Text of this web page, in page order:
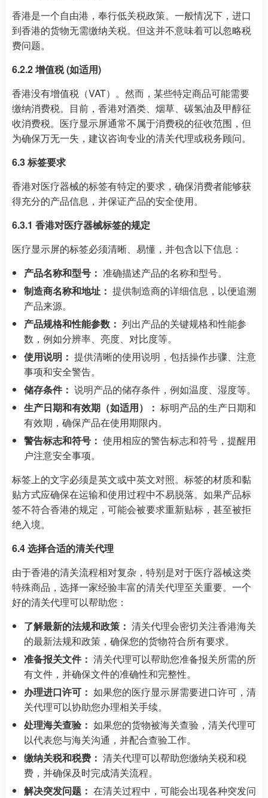
香港是一个自由港，奉行低关税政策。一般情况下，进口
到香港的货物无需缴纳关税。但这并不意味着可以忽略税
费问题。
6.2.2 增值税 (如适用)
香港没有增值税（VAT）。然而，某些特定商品可能需要
缴纳消费税。目前，香港对酒类、烟草、碳氢油及甲醇征
收消费税。医疗显示屏通常不属于消费税的征收范围，但
为确保万无一失，建议咨询专业的清关代理或税务顾问。
6.3 标签要求
香港对医疗器械的标签有特定的要求，确保消费者能够获
得充分的产品信息，并保证产品的安全使用。
6.3.1 香港对医疗器械标签的规定
医疗显示屏的标签必须清晰、易懂，并包含以下信息：
产品名称和型号： 准确描述产品的名称和型号。
制造商名称和地址： 提供制造商的详细信息，以便追溯
产品来源。
产品规格和性能参数： 列出产品的关键规格和性能参
数，例如分辨率、亮度、对比度等。
使用说明： 提供清晰的使用说明，包括操作步骤、注意
事项和安全警告。
储存条件： 说明产品的储存条件，例如温度、湿度等。
生产日期和有效期（如适用）： 标明产品的生产日期和
有效期，确保产品在使用期限内。
警告标志和符号： 使用相应的警告标志和符号，提醒用
户注意安全事项。
标签上的文字必须是英文或中英文对照。标签的材质和黏
贴方式应确保在运输和使用过程中不易脱落。如果产品标
签不符合香港的规定，可能会被要求重新贴标，甚至被拒
绝入境。
6.4 选择合适的清关代理
由于香港的清关流程相对复杂，特别是对于医疗器械这类
特殊商品，选择一家经验丰富的清关代理至关重要。一个
好的清关代理可以帮助您：
了解最新的法规和政策： 清关代理会密切关注香港海关
的最新法规和政策，确保您的货物符合所有要求。
准备报关文件： 清关代理可以帮助您准备报关所需的所
有文件，并确保文件的准确性和完整性。
办理进口许可： 如果您的医疗显示屏需要进口许可，清
关代理可以协助您办理相关手续。
处理海关查验： 如果您的货物被海关查验，清关代理可
以代表您与海关沟通，并配合查验工作。
缴纳关税和税费： 清关代理可以帮助您缴纳关税和税
费，并确保及时完成清关流程。
解决突发问题： 在清关过程中，可能会出现各种突发问